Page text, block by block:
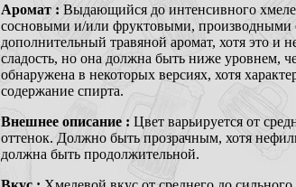
Аромат :Выдающийся до интенсивного
сосновыми и/или фруктовыми, производными
дополнительный травяной аромат, хотя это и
сладость, но она должна быть ниже уровнем,
обнаружена в некоторых версиях, хотя
содержание спирта.
Внешнее описание : Цвет варьируется от
оттенок. Должно быть прозрачным, хотя
должна быть продолжительной.